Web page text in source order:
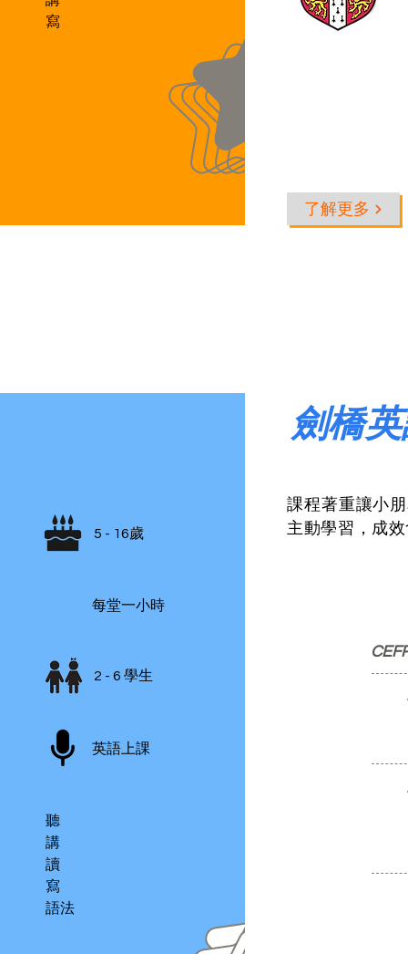
寫
了解更多
5 - 16歲
每堂一小時
2 - 6 學生
英語上課
聽
講
讀
寫
語法
劍橋
課程著重讓小
主動學習，成